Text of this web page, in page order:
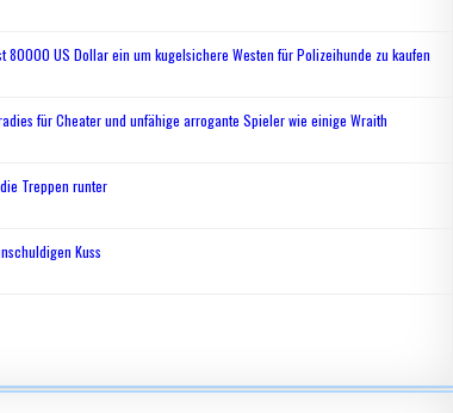
80000 US Dollar ein um kugelsichere Westen für Polizeihunde zu kaufen
für Cheater und unfähige arrogante Spieler wie einige Wraith
Treppen runter
Kuss